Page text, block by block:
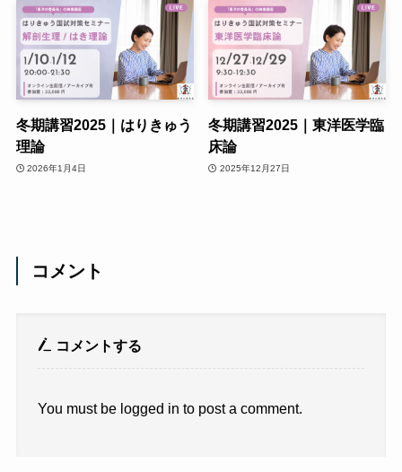
冬期講習2025｜はりきゅう
理論
2026年1月4日
冬期講習2025｜東洋医学臨
床論
2025年12月27日
コメント
コメントする
You must be logged in to post a comment.